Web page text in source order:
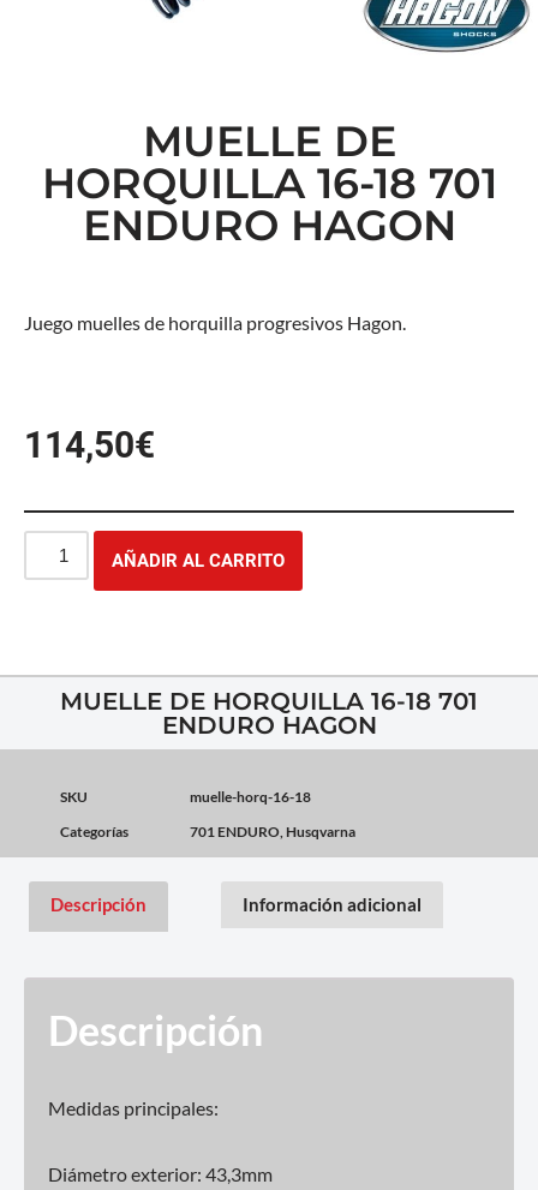
MUELLE DE
HORQUILLA 16-18 701
ENDURO HAGON
Juego muelles de horquilla progresivos Hagon.
114,50€
AÑADIR AL CARRITO
MUELLE DE HORQUILLA 16-18 701
ENDURO HAGON
SKU
muelle-horq-16-18
Categorías
701 ENDURO, Husqvarna
Descripción Información adicional
Descripción
Medidas principales:
Diámetro exterior: 43,3mm